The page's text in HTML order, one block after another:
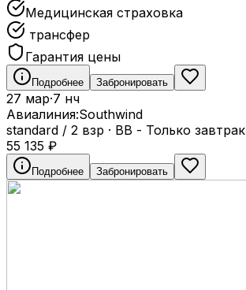
Медицинская страховка
трансфер
Гарантия цены
Подробнее Забронировать
27 мар·7 нч
Авиалиния:Southwind
standard / 2 взр · BB - Только завтрак
55 135 ₽
Подробнее Забронировать